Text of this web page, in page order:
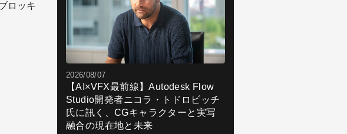
ロッキ
2026/08/07
【AI×VFX最前線】Autodesk Flow
Studio開発者ニコラ・トドロビッチ
氏に訊く、CGキャラクターと実写
融合の現在地と未来